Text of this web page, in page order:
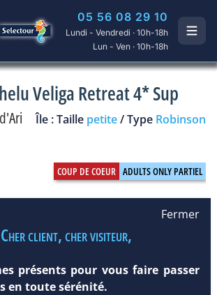
05 56 08 29 10
Lundi - Vendredi · 10h-18h
Lun - Ven · 10h-18h
Veliga Retreat 4* Sup
Île : Taille petite/ Type Robinson
Fermer
Cher client, cher visiteur,
présents pour vous faire passer
en toute sérénité.